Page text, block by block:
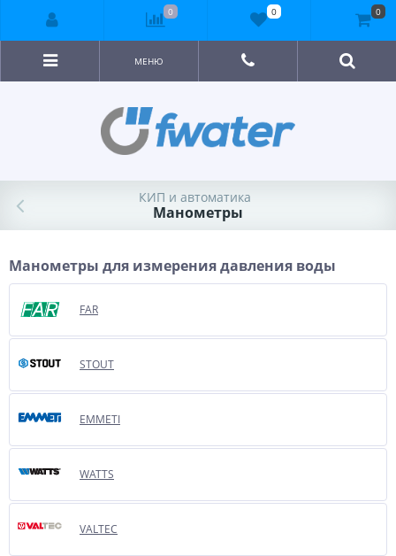
МЕНЮ
КИП и автоматика
Манометры
Манометры для измерения давления воды
FAR
STOUT
EMMETI
WATTS
VALTEC
0 0 0